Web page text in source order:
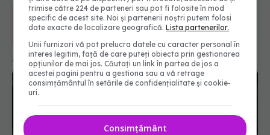
365
URMĂRITORI
1401
URMĂRITORI
ARTICOLE SIMILARE
trimise către 224 de parteneri sau pot fi folosite în mod
specific de acest site. Noi și partenerii noștri putem folosi
date exacte de localizare geografică.Lista partenerilor.
Unii furnizori vă pot prelucra datele cu caracter personal în
interes legitim, față de care puteți obiecta prin gestionarea
opțiunilor de mai jos. Căutați un link în partea de jos a
acestei pagini pentru a gestiona sau a vă retrage
consimțământul în setările de confidențialitate și cookie-
uri.
Consimțământ